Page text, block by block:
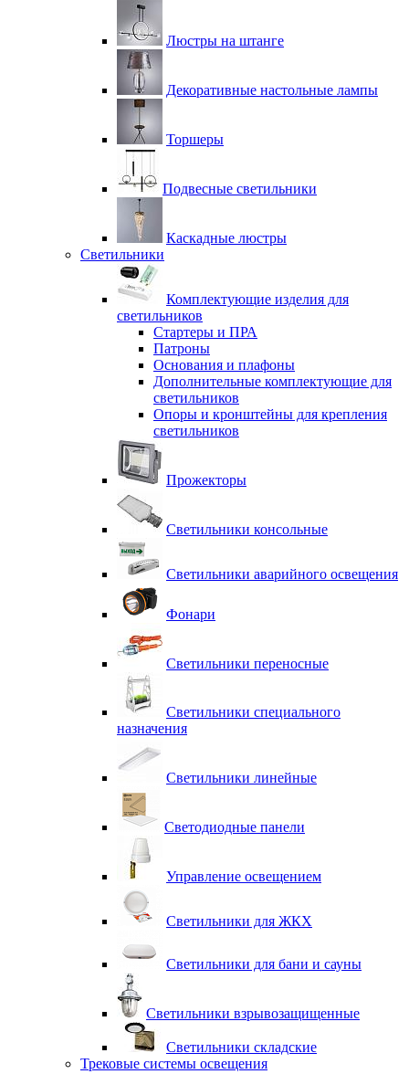
Люстры на штанге
Декоративные настольные лампы
Торшеры
Подвесные светильники
Каскадные люстры
Светильники
Комплектующие изделия для
светильников
Стартеры и ПРА
Патроны
Основания и плафоны
Дополнительные комплектующие для
светильников
Опоры и кронштейны для крепления
светильников
Прожекторы
Светильники консольные
Светильники аварийного освещения
Фонари
Светильники переносные
Светильники специального
назначения
Светильники линейные
Светодиодные панели
Управление освещением
Светильники для ЖКХ
Светильники для бани и сауны
Светильники взрывозащищенные
Светильники складские
Трековые системы освещения